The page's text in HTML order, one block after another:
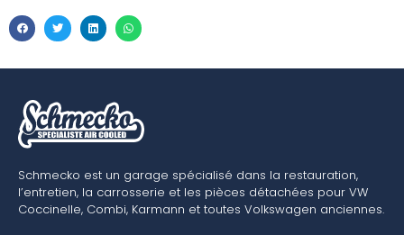
Schmecko est un garage spécialisé dans la restauration,
l’entretien, la carrosserie et les pièces détachées pour VW
Coccinelle, Combi, Karmann et toutes Volkswagen anciennes.